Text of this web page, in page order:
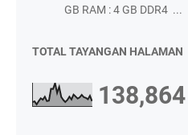
GB RAM : 4 GB DDR4 ...
TOTAL TAYANGAN HALAMAN
138,864